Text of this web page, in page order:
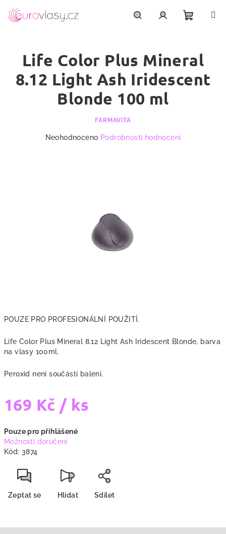
obsah
košík
POUZE PRO PROFESIONÁLNÍ POUŽITÍ.
Life Color Plus Mineral 8.12 Light Ash Iridescent Blonde, barva
na vlasy 100ml.
Peroxid není součástí balení.
169 Kč / ks
cena:
Pouze pro přihlášené
Možnosti doručení
Kód: 3874
Zeptat se Hlídat Sdílet
Life Color Plus Mineral
8.12 Light Ash Iridescent
Blonde 100 ml
FARMAVITA
Neohodnoceno Podrobnosti hodnocení